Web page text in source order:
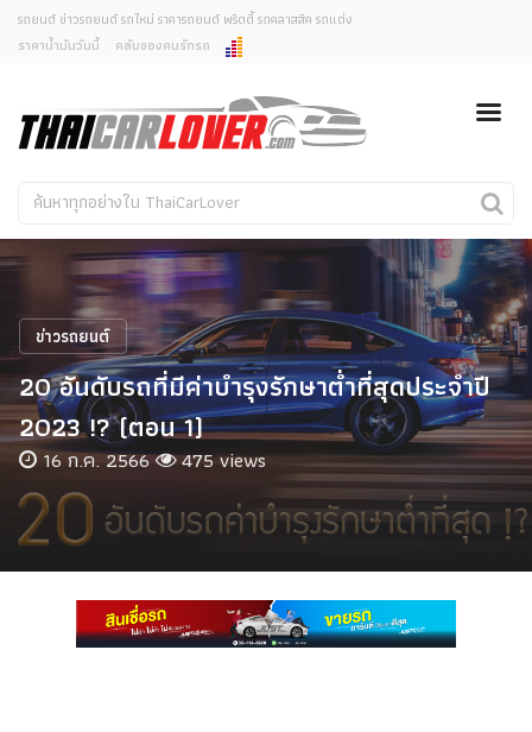
ยกเลิกการแจ้งเตือน
คุณต้องการยกเลิกการแจ้งเตือนข่าวสารเมื่อมีการอัพเดต
ใช่หรือไม่?
ไม่
รถยนต์ ข่าวรถยนต์ รถใหม่ ราคารถยนต์ พริตตี้ รถคลาสสิค รถแต่ง
ราคาน้ำมันวันนี้
คลับของคนรักรถ
รถใหม่
คนรักรถ
รถแต่ง
พริตตี้
งานแสดงรถ
Car In The Movie
สเปคราคา รถยนต์
ข่าวรถยนต์
20 อันดับรถที่มีค่าบำรุงรักษาต่ำที่สุดประจำปี
2023 !? (ตอน 1)
16 ก.ค. 2566 475 views